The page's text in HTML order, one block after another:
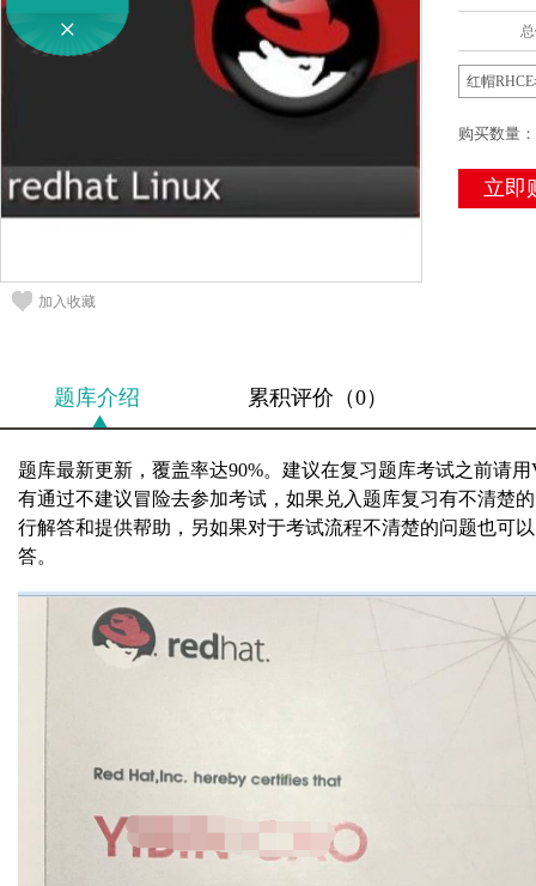
红帽
购买数量：
立即
加入收藏
题库介绍 累积评价（0）
题库最新更新，覆盖率达90%。建议在复习题库考试之前请
有通过不建议冒险去参加考试，如果兑入题库复习有不清楚
行解答和提供帮助，另如果对于考试流程不清楚的问题也可
答。
×